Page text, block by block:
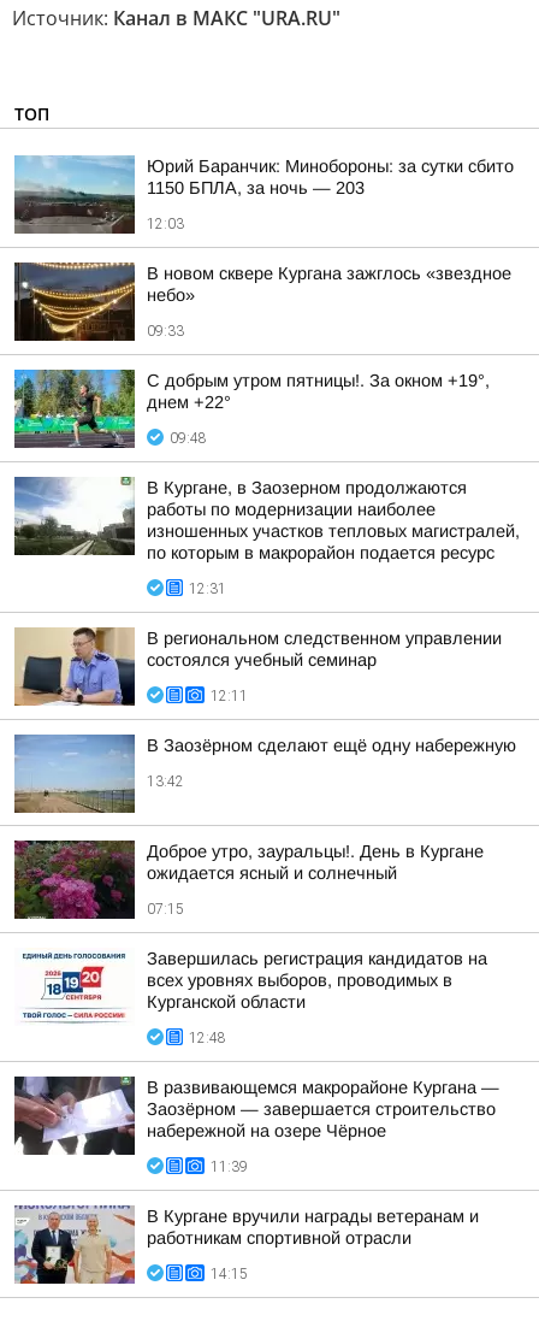
Источник: Канал в МАКС "URA.RU"
ТОП
Юрий Баранчик: Минобороны: за сутки сбито
1150 БПЛА, за ночь — 203
12:03
В новом сквере Кургана зажглось «звездное
небо»
09:33
С добрым утром пятницы!. За окном +19°,
днем +22°
09:48
В Кургане, в Заозерном продолжаются
работы по модернизации наиболее
изношенных участков тепловых магистралей,
по которым в макрорайон подается ресурс
12:31
В региональном следственном управлении
состоялся учебный семинар
12:11
В Заозёрном сделают ещё одну набережную
13:42
Доброе утро, зауральцы!. День в Кургане
ожидается ясный и солнечный
07:15
Завершилась регистрация кандидатов на
всех уровнях выборов, проводимых в
Курганской области
12:48
В развивающемся макрорайоне Кургана —
Заозёрном — завершается строительство
набережной на озере Чёрное
11:39
В Кургане вручили награды ветеранам и
работникам спортивной отрасли
14:15